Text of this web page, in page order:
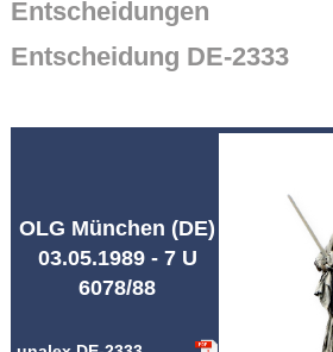
Normtexte
Rechtsprechung
Entscheidungen
Entscheidung DE-2333
OLG München (DE)
03.05.1989 - 7 U
6078/88